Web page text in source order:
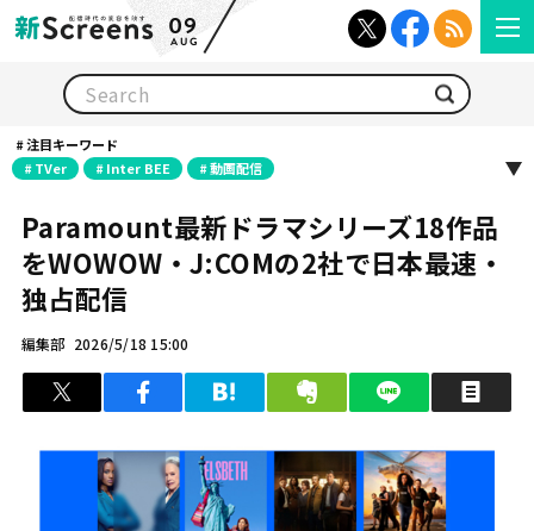
09
AUG
注目キーワード
TVer
Inter BEE 動画配信
Paramount最新ドラマシリーズ18作品
をWOWOW・J:COMの2社で日本最速・
独占配信
編集部 2026/5/18 15:00
ツイート シェア はてブ クリップ LINEで送る